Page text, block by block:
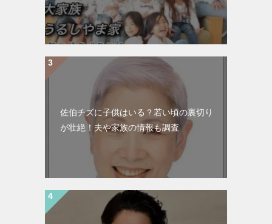
佐伯チズに子供はいる？若い頃の裏切り
が壮絶！夫や家族の情報も調査